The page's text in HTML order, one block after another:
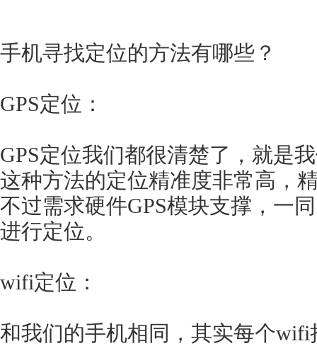
手机寻找定位的方法有哪些？
GPS定位：
GPS定位我们都很清楚了，就是
这种方法的定位精准度非常高，
不过需求硬件GPS模块支撑，一
进行定位。
wifi定位：
和我们的手机相同，其实每个